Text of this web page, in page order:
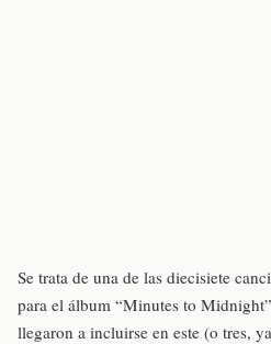
Se trata de una de las diecisiete
para el álbum “Minutes to
llegaron a incluirse en este (o tres,